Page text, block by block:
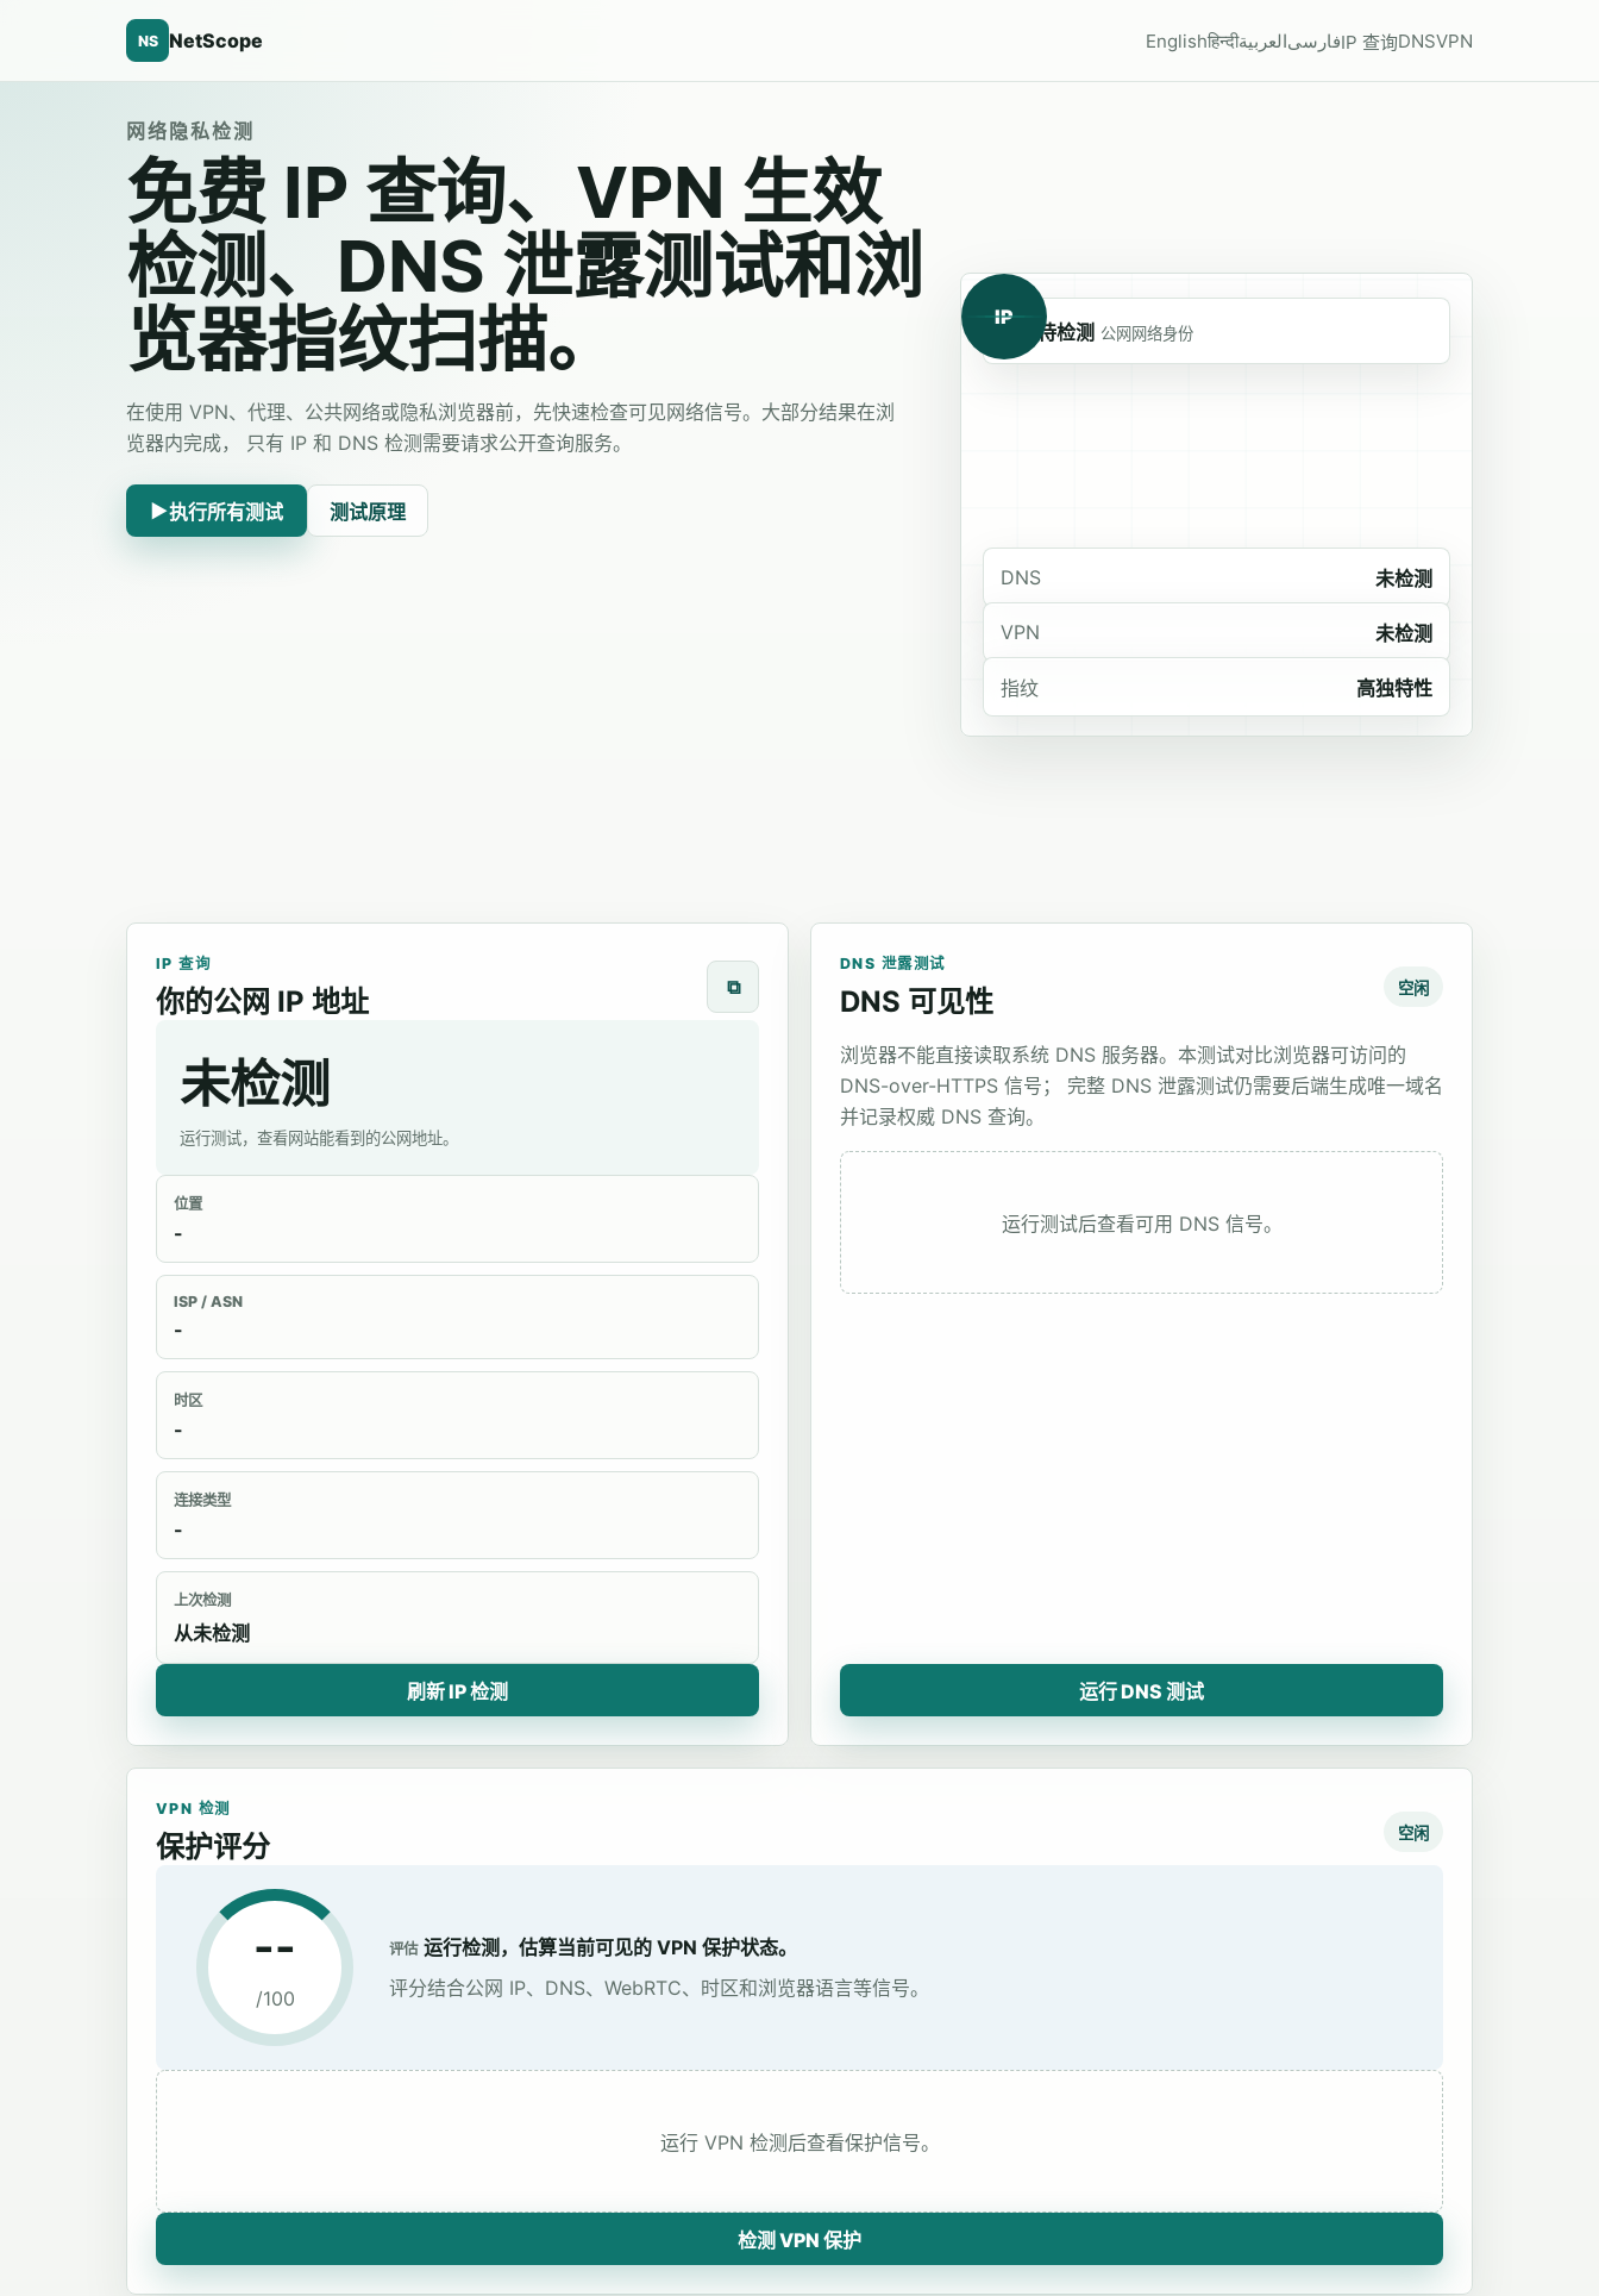
NS NetScope Englishहिन्दीالعربيةفارسیIP 查询DNSVPN
网络隐私检测
免费 IP 查询、VPN 生效
检测、DNS 泄露测试和浏
览器指纹扫描。
在使用 VPN、代理、公共网络或隐私浏览器前，先快速检查可见网络信号。大部分结果在浏
览器内完成， 只有 IP 和 DNS 检测需要请求公开查询服务。
▶执行所有测试 测试原理
等待检测 公网网络身份
IP
DNS 未检测
VPN 未检测
指纹 高独特性
IP 查询
你的公网 IP 地址 ⧉
未检测
运行测试，查看网站能看到的公网地址。
位置
-
ISP / ASN
-
时区
-
连接类型
-
上次检测
从未检测
刷新 IP 检测
DNS 泄露测试
DNS 可见性 空闲
浏览器不能直接读取系统 DNS 服务器。本测试对比浏览器可访问的
DNS-over-HTTPS 信号； 完整 DNS 泄露测试仍需要后端生成唯一域名
并记录权威 DNS 查询。
运行测试后查看可用 DNS 信号。
运行 DNS 测试
VPN 检测
保护评分 空闲
--
/100
评估 运行检测，估算当前可见的 VPN 保护状态。
评分结合公网 IP、DNS、WebRTC、时区和浏览器语言等信号。
运行 VPN 检测后查看保护信号。
检测 VPN 保护